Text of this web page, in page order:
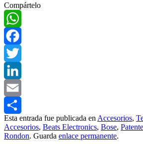
Compártelo
WhatsApp
Facebook
Twitter
LinkedIn
Email
Compartir
Esta entrada fue publicada en Accesorios,
Accesorios, Beats Electronics, Bose,
Rondon. Guarda enlace permanente.